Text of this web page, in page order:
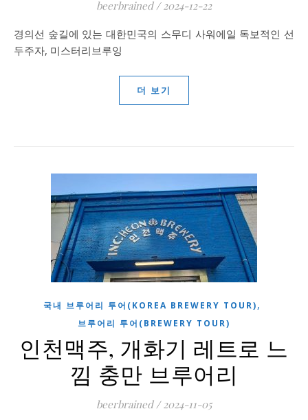
beerbrained / 2024-12-22
경의선 숲길에 있는 대한민국의 스무디 사워에일 독보적인 선
두주자, 미스터리브루잉
더 보기
국내 브루어리 투어(KOREA BREWERY TOUR),
브루어리 투어(BREWERY TOUR)
인천맥주, 개화기 레트로 느
낌 충만 브루어리
beerbrained / 2024-11-05